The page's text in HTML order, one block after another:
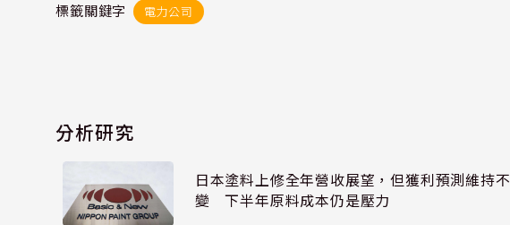
標籤關鍵字 電力公司
分析研究
日本塗料上修全年營收展望，但獲利預測維持不
變 下半年原料成本仍是壓力